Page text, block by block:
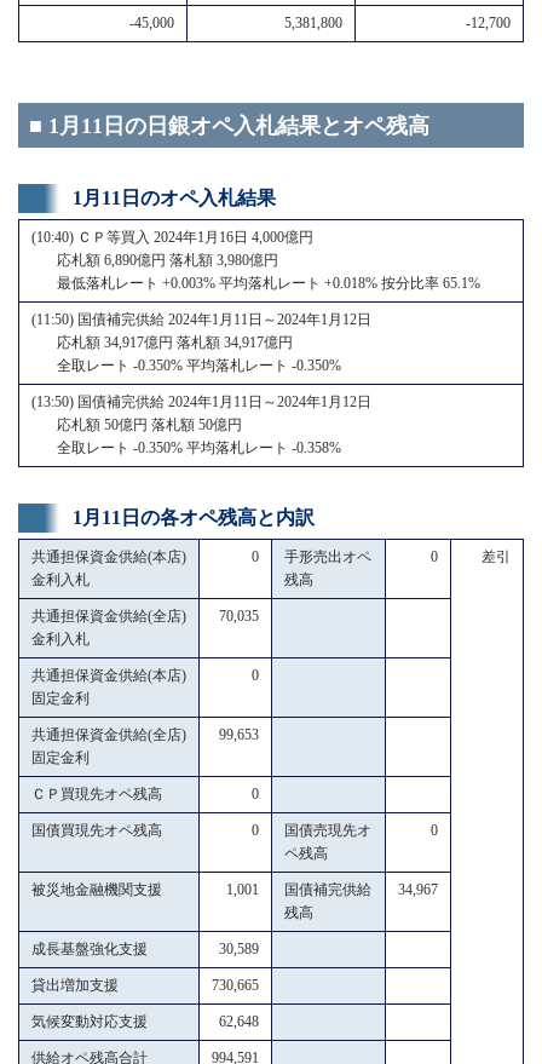
-45,000 5,381,800 -12,700
■ 1月11日の日銀オペ入札結果とオペ残高
1月11日のオペ入札結果
(10:40) ＣＰ等買入 2024年1月16日 4,000億円
応札額 6,890億円 落札額 3,980億円
最低落札レート +0.003% 平均落札レート +0.018% 按分比率 65.1%
(11:50) 国債補完供給 2024年1月11日～2024年1月12日
応札額 34,917億円 落札額 34,917億円
全取レート -0.350% 平均落札レート -0.350%
(13:50) 国債補完供給 2024年1月11日～2024年1月12日
応札額 50億円 落札額 50億円
全取レート -0.350% 平均落札レート -0.358%
1月11日の各オペ残高と内訳
共通担保資金供給(本店)
金利入札
0
手形売出オペ
残高
0 差引
共通担保資金供給(全店)
金利入札
70,035
共通担保資金供給(本店)
固定金利
0
共通担保資金供給(全店)
固定金利
99,653
ＣＰ買現先オペ残高 0
国債買現先オペ残高 0
国債売現先オ
ペ残高
0
被災地金融機関支援 1,001
国債補完供給
残高
34,967
成長基盤強化支援 30,589
貸出増加支援 730,665
気候変動対応支援 62,648
供給オペ残高合計 994,591